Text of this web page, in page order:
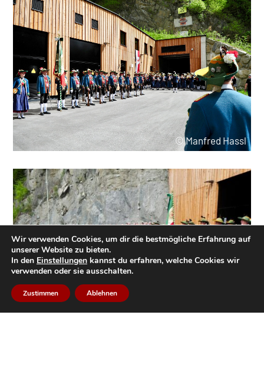
© Manfred Hassl
© Manfred Hassl
Wir verwenden Cookies, um dir die bestmögliche Erfahrung auf
unserer Website zu bieten.
In den Einstellungen kannst du erfahren, welche Cookies wir
verwenden oder sie ausschalten.
Zustimmen Ablehnen